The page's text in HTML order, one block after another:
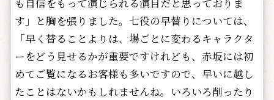
も自信をもって演じられる演目だと思っておりま
す」と胸を張りました。七役の早替りについては、
「早く替ることよりは、場ごとに変わるキャラクタ
ーをどう見せるかが重要ですけれども、赤坂には初
めてご覧になるお客様も多いですので、早いに越し
たことはないかもしれませんね。いろいろ削ったり